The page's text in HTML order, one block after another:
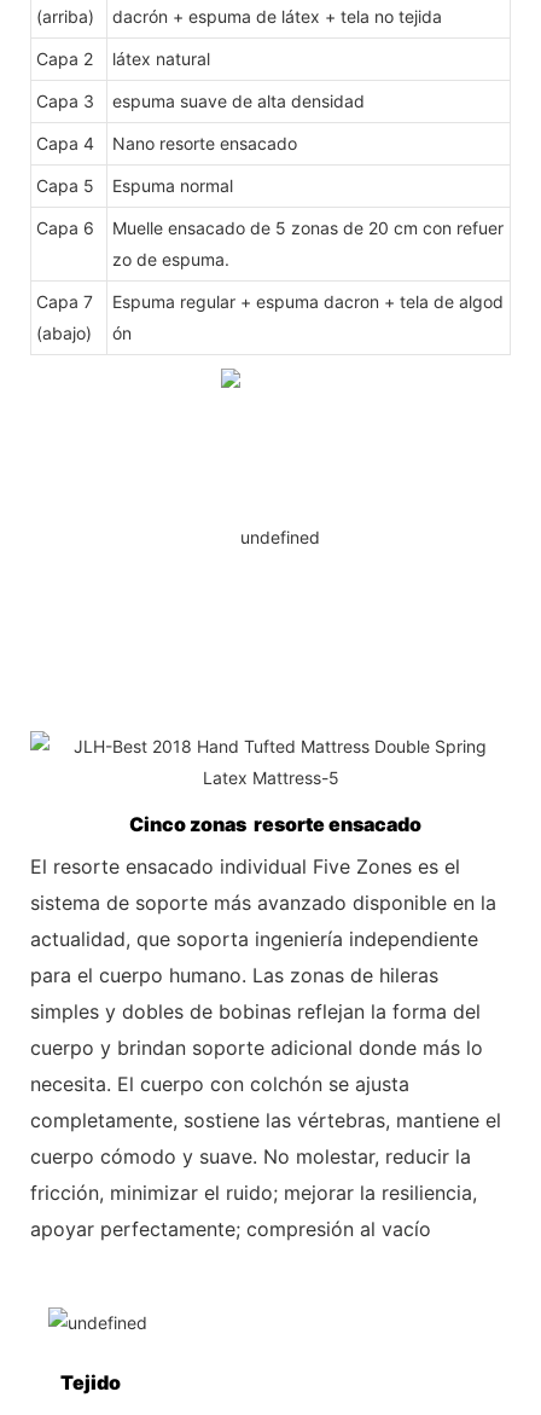
(arriba)
dacrón + espuma de látex + tela no tejida
Capa 2 látex natural
Capa 3 espuma suave de alta densidad
Capa 4 Nano resorte ensacado
Capa 5 Espuma normal
Capa 6
Muelle ensacado de 5 zonas de 20 cm con refuer
zo de espuma.
Capa 7
(abajo)
Espuma regular + espuma dacron + tela de algod
ón
Cinco zonas resorte ensacado
El resorte ensacado individual Five Zones es el
sistema de soporte más avanzado disponible en la
actualidad, que soporta ingeniería independiente
para el cuerpo humano. Las zonas de hileras
simples y dobles de bobinas reflejan la forma del
cuerpo y brindan soporte adicional donde más lo
necesita. El cuerpo con colchón se ajusta
completamente, sostiene las vértebras, mantiene el
cuerpo cómodo y suave. No molestar, reducir la
fricción, minimizar el ruido; mejorar la resiliencia,
apoyar perfectamente; compresión al vacío
Tejido